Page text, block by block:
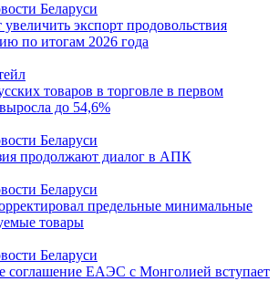
Беларуси
увеличить экспорт продовольствия
по итогам 2026 года
товаров в торговле в первом
до 54,6%
Беларуси
продолжают диалог в АПК
Беларуси
предельные минимальные
товары
Беларуси
соглашение ЕАЭС с Монголией вступает